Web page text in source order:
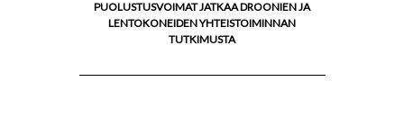
PUOLUSTUSVOIMAT JATKAA DROONIEN JA
LENTOKONEIDEN YHTEISTOIMINNAN
TUTKIMUSTA